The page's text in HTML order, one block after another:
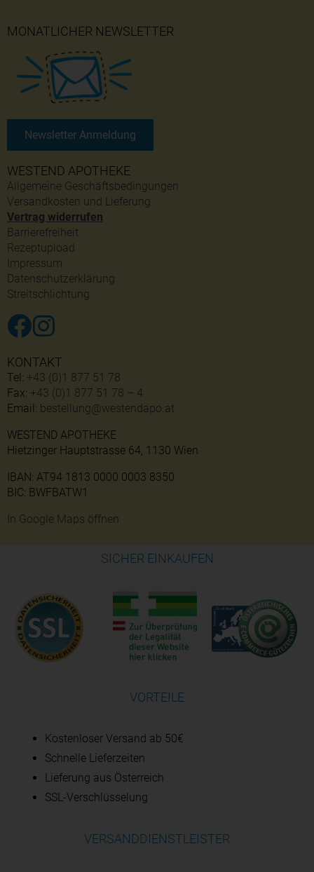
WESTEND APOTHEKE
Allgemeine Geschäftsbedingungen
Versandkosten und Lieferung
Vertrag widerrufen
Barrierefreiheit
Rezeptupload
Impressum
Datenschutzerklärung
Streitschlichtung
MONATLICHER NEWSLETTER
Newsletter Anmeldung
KONTAKT
Tel: +43 (0)1 877 51 78
Fax: +43 (0)1 877 51 78 – 4
Email: bestellung@westendapo.at
WESTEND APOTHEKE
Hietzinger Hauptstrasse 64, 1130 Wien
IBAN: AT94 1813 0000 0003 8350
BIC: BWFBATW1
In Google Maps öffnen
SICHER EINKAUFEN
VORTEILE
Kostenloser Versand ab 50€
Schnelle Lieferzeiten
Lieferung aus Österreich
SSL-Verschlüsselung
VERSANDDIENSTLEISTER